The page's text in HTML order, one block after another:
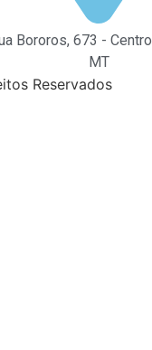
Bororos, 673 -
MT
Reservados